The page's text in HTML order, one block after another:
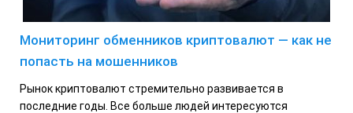
Мониторинг обменников криптовалют — как не
попасть на мошенников
Рынок криптовалют стремительно развивается в
последние годы. Все больше людей интересуются